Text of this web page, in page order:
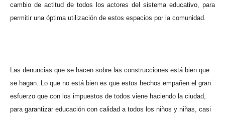
cambio de actitud de todos los actores del sistema educativo, para
permitir una óptima utilización de estos espacios por la comunidad.
Las denuncias que se hacen sobre las construcciones está bien que
se hagan. Lo que no está bien es que estos hechos empañen el gran
esfuerzo que con los impuestos de todos viene haciendo la ciudad,
para garantizar educación con calidad a todos los niños y niñas, casi